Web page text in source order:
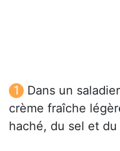
Dans un
crème fraîche
haché, du sel et du